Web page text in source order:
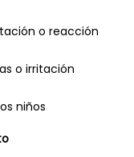
o reacción
o irritación
niños